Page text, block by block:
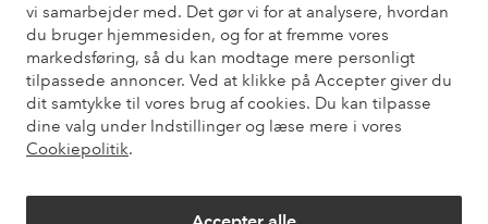
vi samarbejder med. Det gør vi for at analysere, hvordan
du bruger hjemmesiden, og for at fremme vores
markedsføring, så du kan modtage mere personligt
tilpassede annoncer. Ved at klikke på Accepter giver du
dit samtykke til vores brug af cookies. Du kan tilpasse
dine valg under Indstillinger og læse mere i vores
Cookiepolitik.
Om Ellos
Vores tjenester